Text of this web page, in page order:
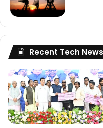
Recent Tech News